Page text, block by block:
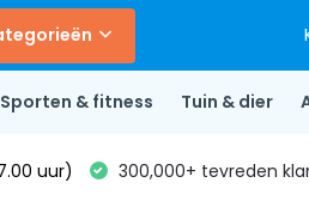
Sporten & fitness Tuin & dier
uur) 300,000+ tevreden